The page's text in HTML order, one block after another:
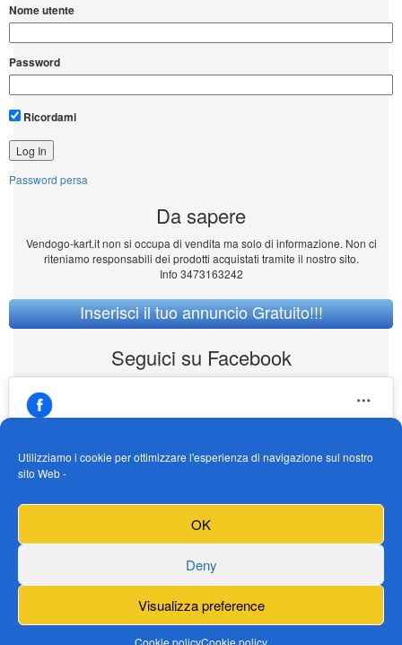
Utilizziamo i cookie per ottimizzare l'esperienza di navigazione sul nostro
sito Web -
OK
Deny
Visualizza preference
Cookie policyCookie policy
Nome utente
Password
Ricordami
Password persa
Da sapere
Vendogo-kart.it non si occupa di vendita ma solo di informazione. Non ci
riteniamo responsabili dei prodotti acquistati tramite il nostro sito.
Info 3473163242
Inserisci il tuo annuncio Gratuito!!!
Seguici su Facebook
https://www.facebook.com/Vendogokartit/
Fai clic per accettare i cookie marketing e
abilitare questo contenuto